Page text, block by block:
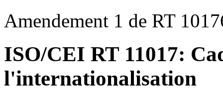
Amendement 1 de RT
ISO/CEI RT 11017:
l'internationalisation